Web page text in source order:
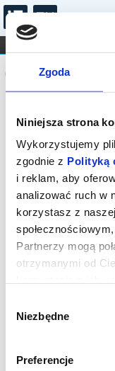
Zgoda
Niniejsza strona
Wykorzystujemy
zgodnie z Polityką
i reklam, aby
analizować ruch w
korzystasz z
Partnerzy mogą
otrzymanymi od
zgody
Niezbędne
Preferencje
FILHARMONIA
DLA DZIECI
Komunikat
Sprzedaż
została